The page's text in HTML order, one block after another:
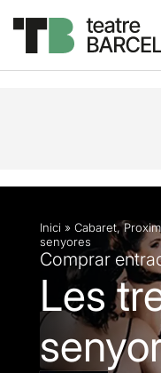
Descripció
Inici » Cabaret,
senyores
Comprar
Les